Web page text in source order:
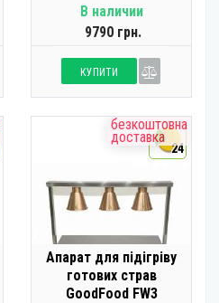
В наличии
9790 грн.
КУПИТИ
безкоштовна
доставка
24
Апарат для підігріву
готових страв
GoodFood FW3